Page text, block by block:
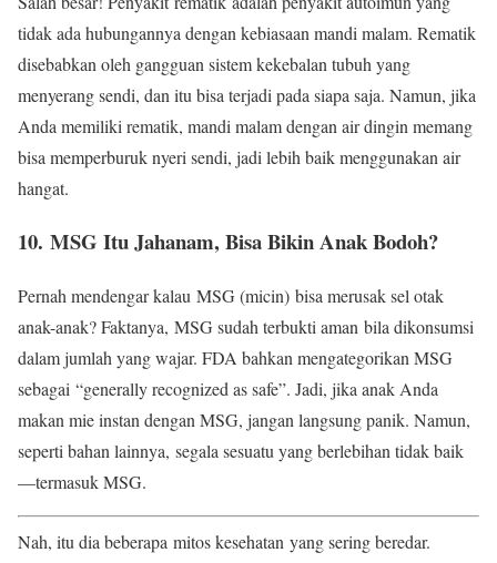
tidak ada hubungannya dengan kebiasaan mandi malam. Rematik
disebabkan oleh gangguan sistem kekebalan tubuh yang
menyerang sendi, dan itu bisa terjadi pada siapa saja. Namun, jika
Anda memiliki rematik, mandi malam dengan air dingin memang
bisa memperburuk nyeri sendi, jadi lebih baik menggunakan air
hangat.
10. MSG Itu Jahanam, Bisa Bikin Anak Bodoh?
Pernah mendengar kalau MSG (micin) bisa merusak sel otak
anak-anak? Faktanya, MSG sudah terbukti aman bila dikonsumsi
dalam jumlah yang wajar. FDA bahkan mengategorikan MSG
sebagai “generally recognized as safe”. Jadi, jika anak Anda
makan mie instan dengan MSG, jangan langsung panik. Namun,
seperti bahan lainnya, segala sesuatu yang berlebihan tidak baik
—termasuk MSG.
Nah, itu dia beberapa mitos kesehatan yang sering beredar.